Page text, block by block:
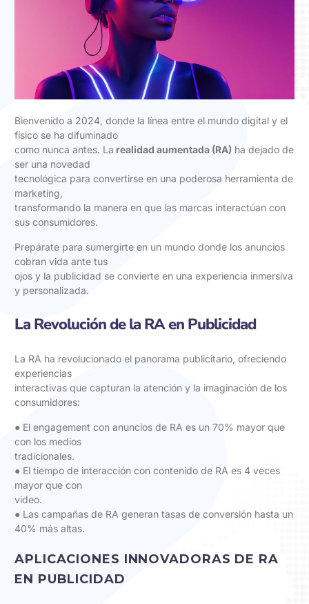
Bienvenido a 2024, donde la línea entre el mundo digital y el
físico se ha difuminado
como nunca antes. La realidad aumentada (RA) ha dejado de
ser una novedad
tecnológica para convertirse en una poderosa herramienta de
marketing,
transformando la manera en que las marcas interactúan con
sus consumidores.
Prepárate para sumergirte en un mundo donde los anuncios
cobran vida ante tus
ojos y la publicidad se convierte en una experiencia inmersiva
y personalizada.
La Revolución de la RA en Publicidad
La RA ha revolucionado el panorama publicitario, ofreciendo
experiencias
interactivas que capturan la atención y la imaginación de los
consumidores:
● El engagement con anuncios de RA es un 70% mayor que
con los medios
tradicionales.
● El tiempo de interacción con contenido de RA es 4 veces
mayor que con
video.
● Las campañas de RA generan tasas de conversión hasta un
40% más altas.
APLICACIONES INNOVADORAS DE RA
EN PUBLICIDAD